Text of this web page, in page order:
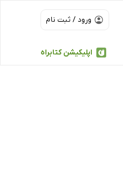
ورود / ثبت نام
اپلیکیشن کتابراه